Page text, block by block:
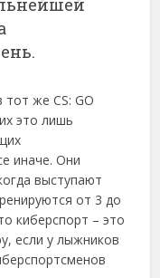
же CS: GO
это лишь
иначе. Они
выступают
от 3 до
киберспорт – это
если у лыжников